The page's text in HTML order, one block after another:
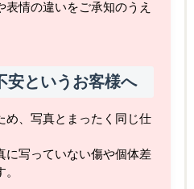
情の違いをご承知のうえ
安というお客様へ
め、写真とまったく同じ仕
に写っていない傷や個体差